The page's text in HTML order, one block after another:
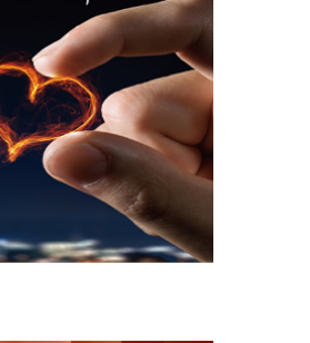
：7月销售生猪收入1.6亿元
入5145.65万元 金新农：7
元 巨星农牧：7月商品肥
增长6.46% 湘佳股份：7月
元 环比增长6.21% 唐人
头 环比上升12.29% 傲农生
头，同比减少0.44% 环旭
55.49亿元 同比增加
签约销售金额138.14亿
成货物运输量3153万吨，
能源：7月完成发电量
3天2板金一文化：